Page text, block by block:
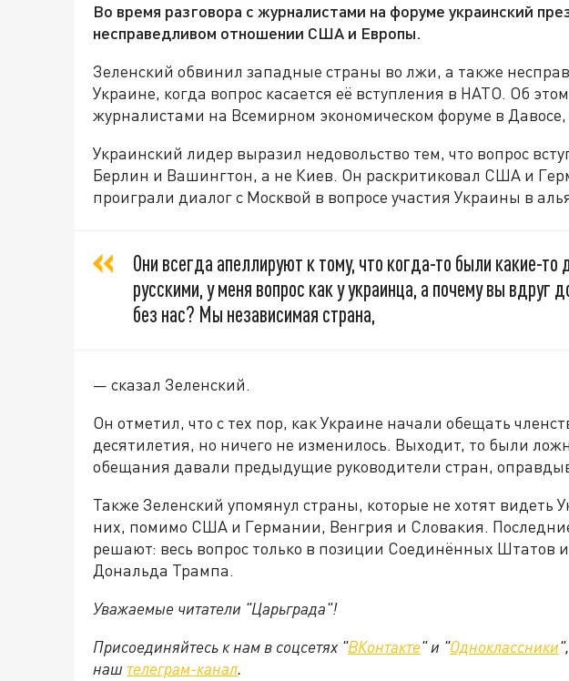
Во время разговора с журналистами на форуме украинский
несправедливом отношении США и Европы.
Зеленский обвинил западные страны во лжи, а также
Украине, когда вопрос касается её вступления в НАТО. Об
журналистами на Всемирном экономическом форуме в Давосе,
Украинский лидер выразил недовольство тем, что вопрос
Берлин и Вашингтон, а не Киев. Он раскритиковал США и
проиграли диалог с Москвой в вопросе участия Украины в
Они всегда апеллируют к тому, что когда-то были какие-то
русскими, у меня вопрос как у украинца, а почему вы вдруг
без нас? Мы независимая страна,
— сказал Зеленский.
Он отметил, что с тех пор, как Украине начали обещать
десятилетия, но ничего не изменилось. Выходит, то были
обещания давали предыдущие руководители стран,
Также Зеленский упомянул страны, которые не хотят видеть
них, помимо США и Германии, Венгрия и Словакия.
решают: весь вопрос только в позиции Соединённых Штатов
Дональда Трампа.
Уважаемые читатели "Царьграда"!
Присоединяйтесь к нам в соцсетях "ВКонтакте" и "Одноклассники
наш телеграм-канал.